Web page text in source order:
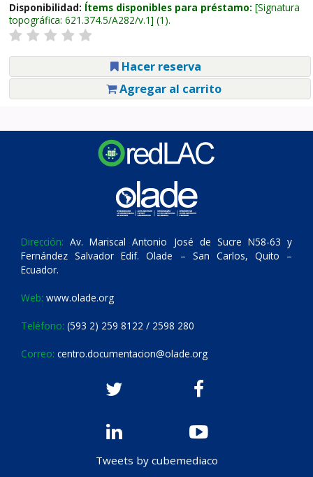
Disponibilidad: Ítems disponibles para préstamo: Signatura
topográfica: 621.374.5/A282/v.1 (1).
Hacer reserva
Agregar al carrito
Dirección: Av. Mariscal Antonio José de Sucre N58-63 y
Fernández Salvador Edif. Olade – San Carlos, Quito –
Ecuador.
Web: www.olade.org
Teléfono: (593 2) 259 8122 / 2598 280
Correo: centro.documentacion@olade.org
Tweets by cubemediaco